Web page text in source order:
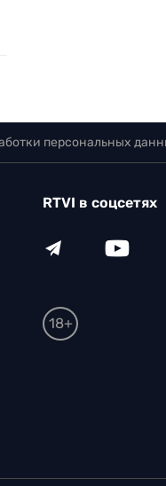
персональных
RTVI в соцсетях
18+